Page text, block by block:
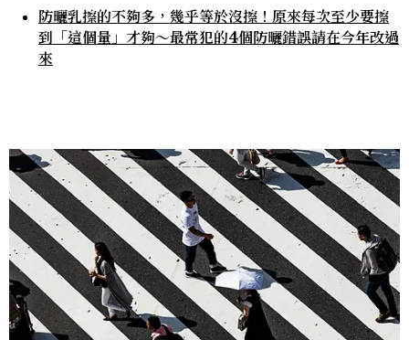
防曬乳擦的不夠多，幾乎等於沒擦！原來每次至少要擦
到「這個量」才夠～最常犯的4個防曬錯誤請在今年改過
來